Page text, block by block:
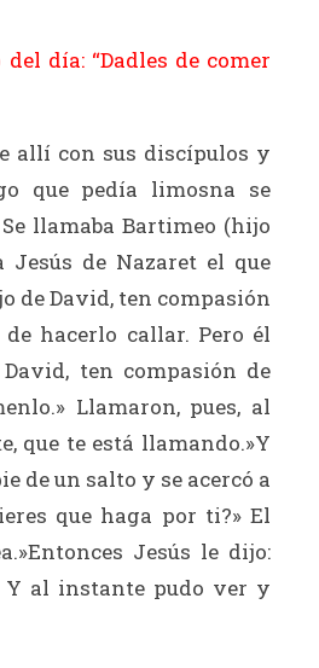
día: “Dadles de comer
allí con sus discípulos y
que pedía limosna se
llamaba Bartimeo (hijo
Jesús de Nazaret el que
de David, ten compasión
hacerlo callar. Pero él
ten compasión de
Llamaron, pues, al
que te está llamando.»Y
de un salto y se acercó a
que haga por ti?» El
Jesús le dijo:
Y al instante pudo ver y